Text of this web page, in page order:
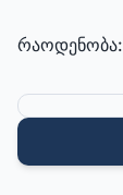
რაოდენობა: